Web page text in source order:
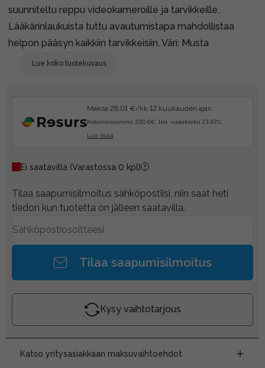
suunniteltu reppu videokameroille ja tarvikkeille.
Lääkärinlaukuista tuttu avautumistapa mahdollistaa
helpon pääsyn kaikkiin tarvikkeisiin. Väri: Musta
Lue koko tuotekuvaus
Maksa 28.01 €/kk 12 kuukauden ajan.
Kokonaissumma 330.6€, tod. vuosikorko 23.82%.
Lue lisää
Ei saatavilla (Varastossa 0 kpl)
Tilaa saapumisilmoitus sähköpostiisi, niin saat heti
tiedon kun tuotetta on jälleen saatavilla.
Tilaa saapumisilmoitus
Kysy vaihtotarjous
Katso yritysasiakkaan maksuvaihtoehdot